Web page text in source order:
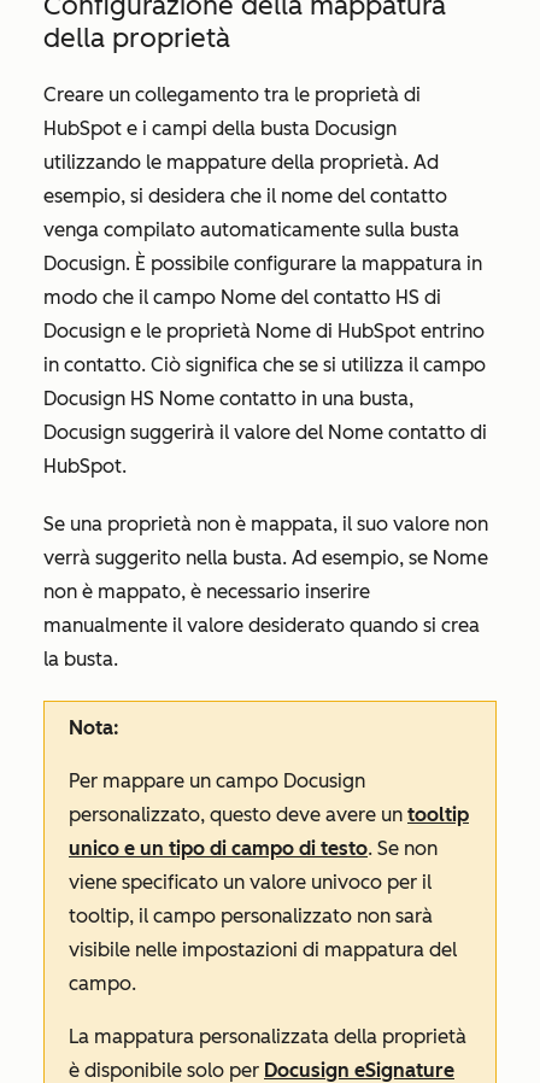
della proprietà
Creare un collegamento tra le proprietà di
HubSpot e i campi della busta Docusign
utilizzando le mappature della proprietà. Ad
esempio, si desidera che il nome del contatto
venga compilato automaticamente sulla busta
Docusign. È possibile configurare la mappatura in
modo che il campo Nome del contatto HS di
Docusign e le proprietà Nome di HubSpot entrino
in contatto. Ciò significa che se si utilizza il campo
Docusign HS Nome contatto in una busta,
Docusign suggerirà il valore del Nome contatto di
HubSpot.
Se una proprietà non è mappata, il suo valore non
verrà suggerito nella busta. Ad esempio, se Nome
non è mappato, è necessario inserire
manualmente il valore desiderato quando si crea
la busta.
Nota:
Per mappare un campo Docusign
personalizzato, questo deve avere un tooltip
unico e un tipo di campo di testo. Se non
viene specificato un valore univoco per il
tooltip, il campo personalizzato non sarà
visibile nelle impostazioni di mappatura del
campo.
La mappatura personalizzata della proprietà
è disponibile solo per Docusign eSignature